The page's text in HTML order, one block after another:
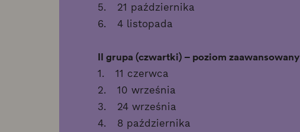
5. 21 października
6. 4 listopada
II grupa (czwartki) – poziom zaawansowany
1. 11 czerwca
2. 10 września
3. 24 września
4. 8 października